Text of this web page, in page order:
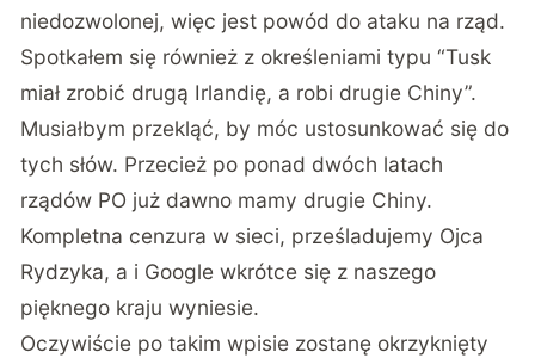
niedozwolonej, więc jest powód do ataku na rząd.
Spotkałem się również z określeniami typu “Tusk
miał zrobić drugą Irlandię, a robi drugie Chiny”.
Musiałbym przekląć, by móc ustosunkować się do
tych słów. Przecież po ponad dwóch latach
rządów PO już dawno mamy drugie Chiny.
Kompletna cenzura w sieci, prześladujemy Ojca
Rydzyka, a i Google wkrótce się z naszego
pięknego kraju wyniesie.
Oczywiście po takim wpisie zostanę okrzyknięty